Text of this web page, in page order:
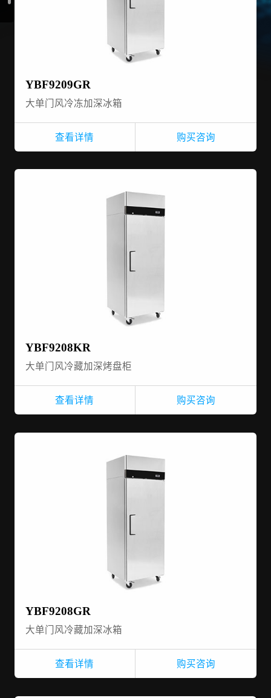
YBF9209GR
大单门风冷冻加深冰箱
查看详情 购买咨询
YBF9208KR
大单门风冷藏加深烤盘柜
查看详情 购买咨询
YBF9208GR
大单门风冷藏加深冰箱
查看详情 购买咨询